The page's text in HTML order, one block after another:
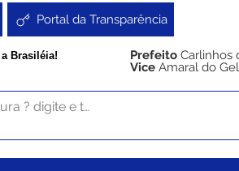
Portal da Transparência
Brasiléia! Prefeito Carlinhos
Vice Amaral do